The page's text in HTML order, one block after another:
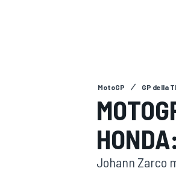
WRC
MotoGP GP della
Johann Zarco